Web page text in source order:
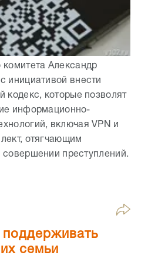
комитета Александр
инициативой внести
кодекс, которые позволят
информационно-
включая VPN и
отягчающим
совершении преступлений.
поддерживать
семьи